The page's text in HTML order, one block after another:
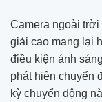
Camera ngoài
giải cao mang lại
điều kiện ánh
phát hiện chuyển
kỳ chuyển động